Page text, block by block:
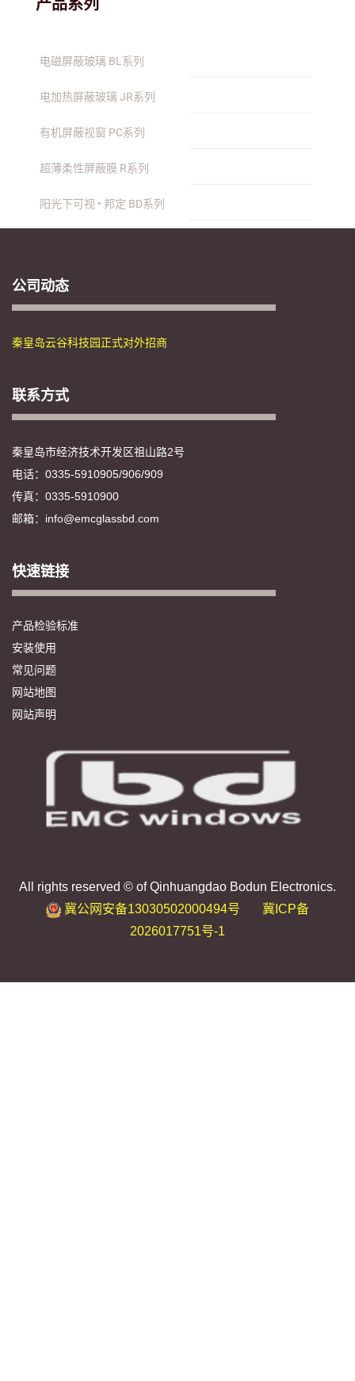
产品系列
电磁屏蔽玻璃 BL系列
电加热屏蔽玻璃 JR系列
有机屏蔽视窗 PC系列
超薄柔性屏蔽膜 R系列
阳光下可视 • 邦定 BD系列
公司动态
秦皇岛云谷科技园正式对外招商
联系方式
秦皇岛市经济技术开发区祖山路2号
电话：0335-5910905/906/909
传真：0335-5910900
邮箱：info@emcglassbd.com
快速链接
产品检验标准
安装使用
常见问题
网站地图
网站声明
All rights reserved © of Qinhuangdao Bodun Electronics.
冀公网安备13030502000494号
冀ICP备
2026017751号-1